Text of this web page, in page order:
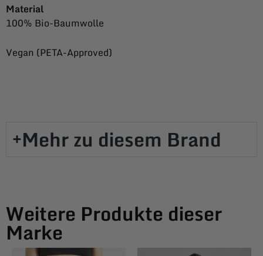
Material
100% Bio-Baumwolle
Vegan (PETA-Approved)
Mehr zu diesem Brand​
Weitere Produkte dieser
Marke